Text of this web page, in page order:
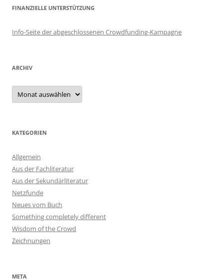
FINANZIELLE UNTERSTÜTZUNG
Info-Seite der abgeschlossenen Crowdfunding-Kampagne
ARCHIV
Archiv
KATEGORIEN
Allgemein
Aus der Fachliteratur
Aus der Sekundärliteratur
Netzfunde
Neues vom Buch
Something completely different
Wisdom of the Crowd
Zeichnungen
META